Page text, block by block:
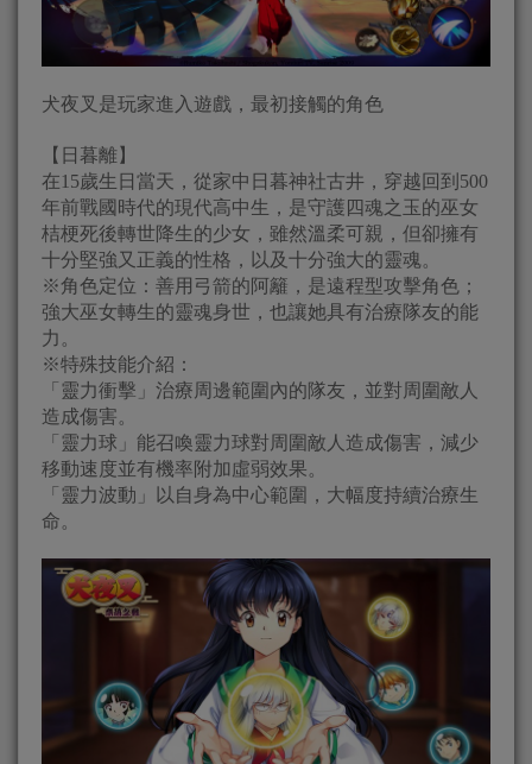
犬夜叉是玩家進入遊戲，最初接觸的角色
【日暮離】
在15歲生日當天，從家中日暮神社古井，穿越回到500
年前戰國時代的現代高中生，是守護四魂之玉的巫女
桔梗死後轉世降生的少女，雖然溫柔可親，但卻擁有
十分堅強又正義的性格，以及十分強大的靈魂。
※角色定位：善用弓箭的阿籬，是遠程型攻擊角色；
強大巫女轉生的靈魂身世，也讓她具有治療隊友的能
力。
※特殊技能介紹：
「靈力衝擊」治療周邊範圍內的隊友，並對周圍敵人
造成傷害。
「靈力球」能召喚靈力球對周圍敵人造成傷害，減少
移動速度並有機率附加虛弱效果。
「靈力波動」以自身為中心範圍，大幅度持續治療生
命。